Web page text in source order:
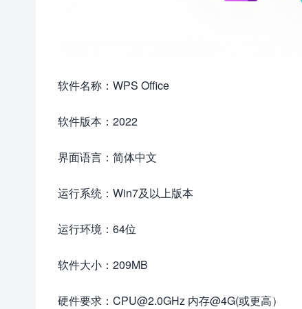
软件名称：WPS Office
软件版本：2022
界面语言：简体中文
运行系统：Win7及以上版本
运行环境：64位
软件大小：209MB
硬件要求：CPU@2.0GHz 内存@4G(或更高）